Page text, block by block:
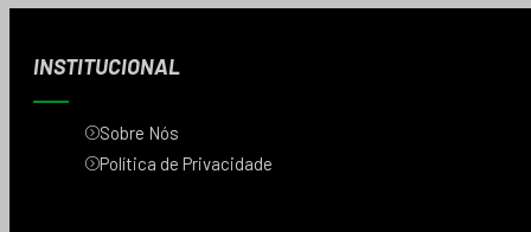
INSTITUCIONAL
Sobre Nós
Política de Privacidade